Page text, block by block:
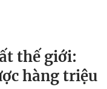
thế giới:
hàng triệu